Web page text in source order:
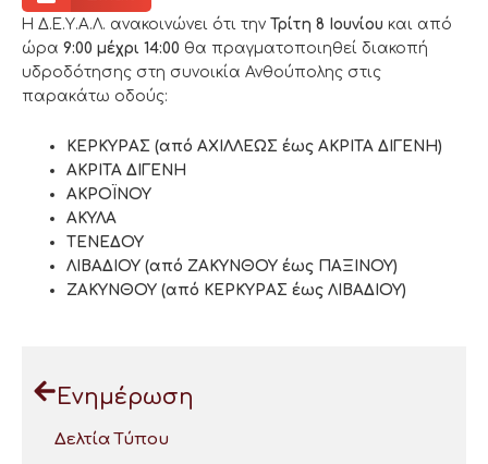
Η Δ.Ε.Υ.Α.Λ. ανακοινώνει ότι την Τρίτη 8 Ιουνίου και από
ώρα 9:00 μέχρι 14:00 θα πραγματοποιηθεί διακοπή
υδροδότησης στη συνοικία Ανθούπολης στις
παρακάτω οδούς:
ΚΕΡΚΥΡΑΣ (από ΑΧΙΛΛΕΩΣ έως ΑΚΡΙΤΑ ΔΙΓΕΝΗ)
ΑΚΡΙΤΑ ΔΙΓΕΝΗ
ΑΚΡΟΪΝΟΥ
ΑΚΥΛΑ
ΤΕΝΕΔΟΥ
ΛΙΒΑΔΙΟΥ (από ΖΑΚΥΝΘΟΥ έως ΠΑΞΙΝΟΥ)
ΖΑΚΥΝΘΟΥ (από ΚΕΡΚΥΡΑΣ έως ΛΙΒΑΔΙΟΥ)
Ενημέρωση
Δελτία Τύπου